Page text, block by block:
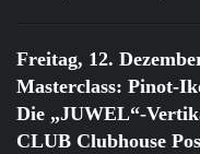
Freitag, 12.
Masterclass: Pinot-
Die „JUWEL“-
CLUB Clubhouse